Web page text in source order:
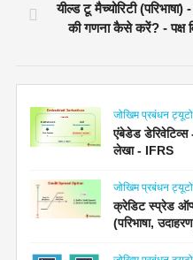
यील्ड टू मैच्योरिटी
की गणना कैसे करें? - पक्ष
जोखिम प्रबंधन
एंबेडेड डेरिवेटिव्स
लेखा - IFRS
जोखिम प्रबंधन
क्रेडिट स्प्रेड
(परिभाषा,